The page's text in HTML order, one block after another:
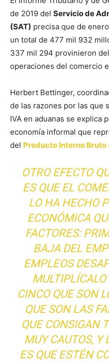
de 2019 del Servicio de
(SAT) precisa que de
un total de 477 mil 932
337 mil 294 provinieron
operaciones del comercio
Herbert Bettinger,
de las razones por las que
IVA en aduanas se explica
economía informal que
del Producto Interno Bruto
OTRO EFECTO
ES QUE EL
LO HA HECHO
ECONÓMICA
FACTORES:
BAJA DEL
EMPLEOS
MULTIPLÍCALO
CINCO QUE SON
QUE SON LAS
QUE CONSIGAN
MUY CAUTOS, Y
ES QUE ESTÉN